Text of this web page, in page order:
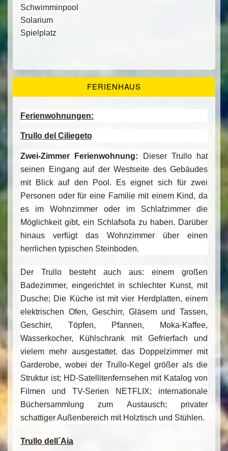
Schwimminpool
Solarium
Spielplatz
FERIENHAUS
Ferienwohnungen:
Trullo del Ciliegeto
Zwei-Zimmer Ferienwohnung:
Dieser Trullo hat
seinen Eingang auf der Westseite des Gebäudes
mit Blick auf den Pool. Es eignet sich für zwei
Personen oder für eine Familie mit einem Kind, da
es im Wohnzimmer oder im Schlafzimmer die
Möglichkeit gibt, ein Schlafsofa zu haben. Darüber
hinaus verfügt das Wohnzimmer über einen
herrlichen typischen Steinboden.
Der Trullo besteht auch aus: einem großen
Badezimmer, eingerichtet in schlechter Kunst, mit
Dusche; Die Küche ist mit vier Herdplatten, einem
elektrischen Ofen, Geschirr, Gläsern und Tassen,
Geschirr, Töpfen, Pfannen, Moka-Kaffee,
Wasserkocher, Kühlschrank mit Gefrierfach und
vielem mehr ausgestattet. das Doppelzimmer mit
Garderobe, wobei der Trullo-Kegel größer als die
Struktur ist; HD-Satellitenfernsehen mit Katalog von
Filmen und TV-Serien NETFLIX; internationale
Büchersammlung zum Austausch; privater
schattiger Außenbereich mit Holztisch und Stühlen.
Trullo dell´Aia